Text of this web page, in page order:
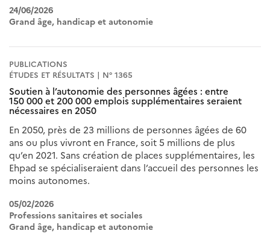
24/06/2026
Grand âge, handicap et autonomie
PUBLICATIONS
ÉTUDES ET RÉSULTATS | N° 1365
Soutien à l’autonomie des personnes âgées : entre
150 000 et 200 000 emplois supplémentaires seraient
nécessaires en 2050
En 2050, près de 23 millions de personnes âgées de 60
ans ou plus vivront en France, soit 5 millions de plus
qu’en 2021. Sans création de places supplémentaires, les
Ehpad se spécialiseraient dans l’accueil des personnes les
moins autonomes.
05/02/2026
Professions sanitaires et sociales
Grand âge, handicap et autonomie